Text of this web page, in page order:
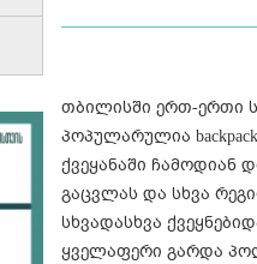
თბილისში ერთ-ერთი
პოპულარულია
ქვეყანაში ჩამოდიან
გაცვლას და სხვა
სხვადასხვა
ყველაფერი გარდა